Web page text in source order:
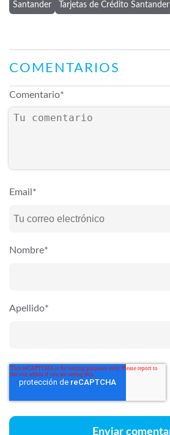
Santander Tarjetas de Crédito Santander
COMENTARIOS
Comentario*
Email *
Nombre*
Apellido*